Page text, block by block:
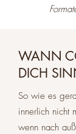
WANN
DICH
So wie es
innerlich nicht
wenn nach